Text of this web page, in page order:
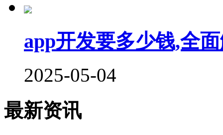
app开发要多少钱,全
2025-05-04
最新资讯